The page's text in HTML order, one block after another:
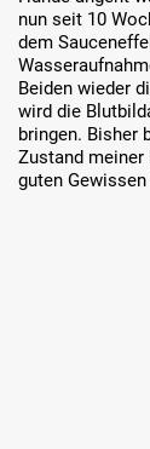
nun seit 10
dem
Beiden wieder
wird die
bringen. Bisher
Zustand
guten